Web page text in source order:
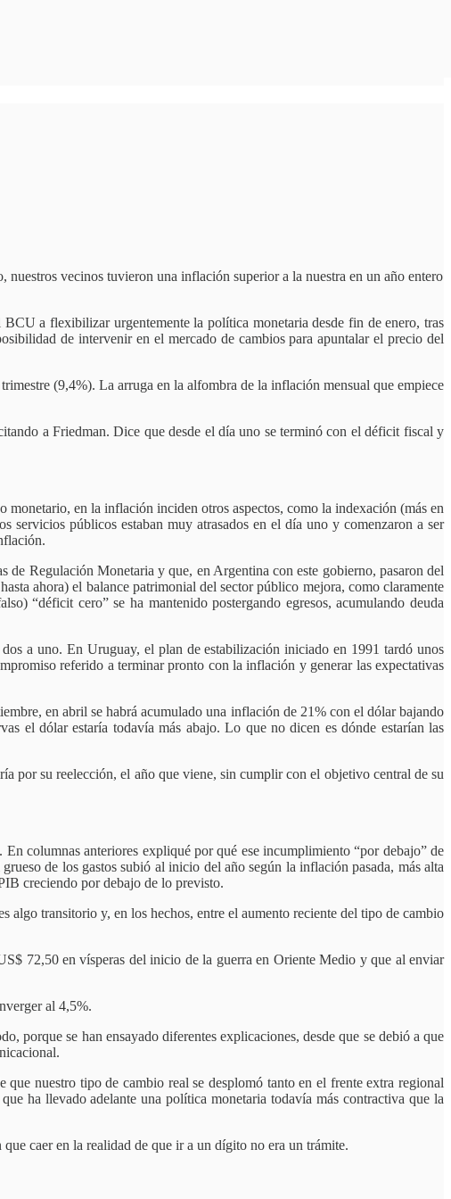
vecinos tuvieron una inflación superior a la nuestra en un año entero
a flexibilizar urgentemente la política monetaria desde fin de enero, tras
de intervenir en el mercado de cambios para apuntalar el precio del
(9,4%). La arruga en la alfombra de la inflación mensual que empiece
a Friedman. Dice que desde el día uno se terminó con el déficit fiscal y
monetario, en la inflación inciden otros aspectos, como la indexación (más en
públicos estaban muy atrasados en el día uno y comenzaron a ser
de Regulación Monetaria y que, en Argentina con este gobierno, pasaron del
ahora) el balance patrimonial del sector público mejora, como claramente
“déficit cero” se ha mantenido postergando egresos, acumulando deuda
a uno. En Uruguay, el plan de estabilización iniciado en 1991 tardó unos
referido a terminar pronto con la inflación y generar las expectativas
en abril se habrá acumulado una inflación de 21% con el dólar bajando
el dólar estaría todavía más abajo. Lo que no dicen es dónde estarían las
por su reelección, el año que viene, sin cumplir con el objetivo central de su
columnas anteriores expliqué por qué ese incumplimiento “por debajo” de
de los gastos subió al inicio del año según la inflación pasada, más alta
creciendo por debajo de lo previsto.
algo transitorio y, en los hechos, entre el aumento reciente del tipo de cambio
72,50 en vísperas del inicio de la guerra en Oriente Medio y que al enviar
al 4,5%.
porque se han ensayado diferentes explicaciones, desde que se debió a que
nuestro tipo de cambio real se desplomó tanto en el frente extra regional
ha llevado adelante una política monetaria todavía más contractiva que la
caer en la realidad de que ir a un dígito no era un trámite.